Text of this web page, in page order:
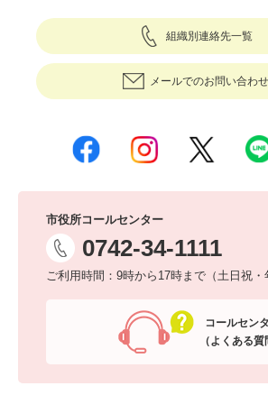
組織別連絡先一覧
メールでのお問い合わせ
市役所コールセンター
0742-34-1111
ご利用時間：9時から17時まで（土日祝・
コールセン
（よくある質